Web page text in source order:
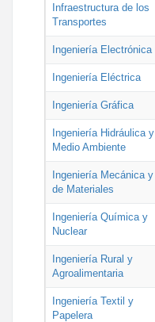
Infraestructura de los
Transportes
Ingeniería Electrónica
Ingeniería Eléctrica
Ingeniería Gráfica
Ingeniería Hidráulica y
Medio Ambiente
Ingeniería Mecánica y
de Materiales
Ingeniería Química y
Nuclear
Ingeniería Rural y
Agroalimentaria
Ingeniería Textil y
Papelera